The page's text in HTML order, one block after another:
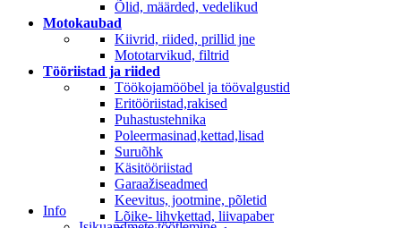
Õlid, määrded, vedelikud
Motokaubad
Kiivrid, riided, prillid jne
Mototarvikud, filtrid
Tööriistad ja riided
Töökojamööbel ja töövalgustid
Eritööriistad,rakised
Puhastustehnika
Poleermasinad,kettad,lisad
Suruõhk
Käsitööriistad
Garaažiseadmed
Keevitus, jootmine, põletid
Lõike- lihvkettad, liivapaber
Info